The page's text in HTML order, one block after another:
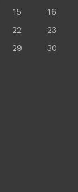
15
16
22
23
29
30